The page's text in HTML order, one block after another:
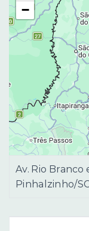
−
Av. Rio
Pinhalzinho/